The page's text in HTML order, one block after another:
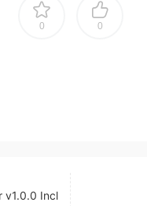
快、更轻松的编辑
以便进行基于节奏的编辑
像机角度
垂直交付
0 0
v1.0.0 Incl